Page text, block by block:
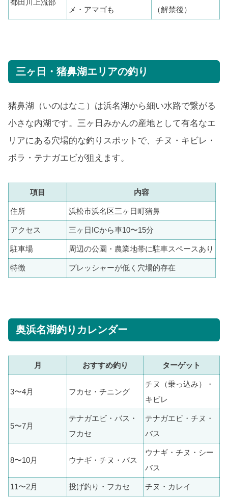
都田川上流部
メ・アマゴも
（解禁後）
三ヶ日・猪鼻湖エリアの釣り
猪鼻湖（いのはなこ）は浜名湖から細い水路で繋がる
小さな内湖です。三ヶ日みかんの産地として有名なエ
リアにある穴場的な釣りスポットで、チヌ・キビレ・
ボラ・テナガエビが狙えます。
項目 内容
住所 浜松市浜名区三ヶ日町猪鼻
アクセス 三ヶ日ICから車10〜15分
駐車場 周辺の公園・農業地帯に駐車スペースあり
特徴 プレッシャーが低く穴場的存在
奥浜名湖釣りカレンダー
月 おすすめ釣り ターゲット
3〜4月 フカセ・チニング
チヌ（乗っ込み）・
キビレ
5〜7月
テナガエビ・バス・
フカセ
テナガエビ・チヌ・
バス
8〜10月 ウナギ・チヌ・バス
ウナギ・チヌ・シー
バス
11〜2月 投げ釣り・フカセ チヌ・カレイ